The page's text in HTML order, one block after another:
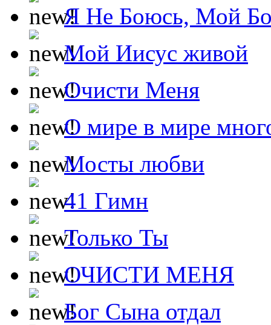
Я Не Боюсь, Мой
Мой Иисус живой
Очисти Меня
О мире в мире
Мосты любви
41 Гимн
Только Ты
ОЧИСТИ МЕНЯ
Бог Сына отдал